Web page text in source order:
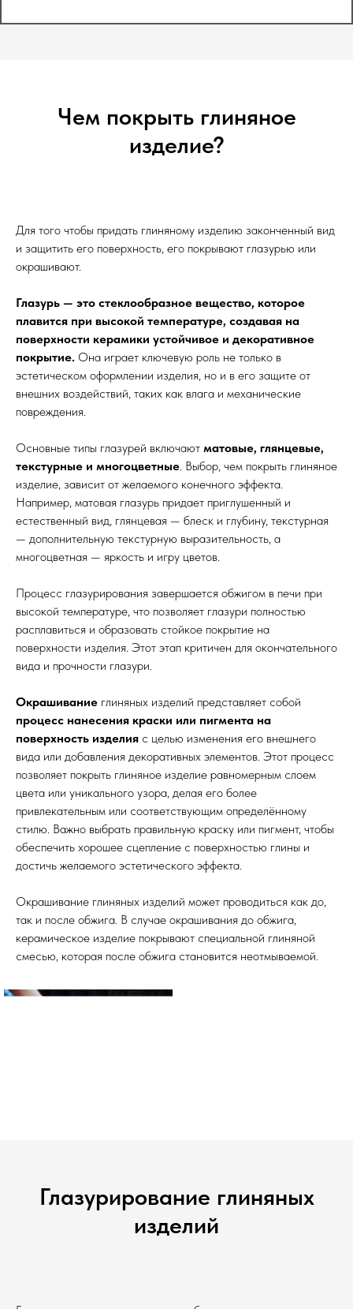
Чем покрыть глиняное
изделие?
Для того чтобы придать глиняному изделию законченный вид
и защитить его поверхность, его покрывают глазурью или
окрашивают.
Глазурь — это стеклообразное вещество, которое
плавится при высокой температуре, создавая на
поверхности керамики устойчивое и декоративное
покрытие. Она играет ключевую роль не только в
эстетическом оформлении изделия, но и в его защите от
внешних воздействий, таких как влага и механические
повреждения.
Основные типы глазурей включают матовые, глянцевые,
текстурные и многоцветные. Выбор, чем покрыть глиняное
изделие, зависит от желаемого конечного эффекта.
Например, матовая глазурь придает приглушенный и
естественный вид, глянцевая — блеск и глубину, текстурная
— дополнительную текстурную выразительность, а
многоцветная — яркость и игру цветов.
Процесс глазурирования завершается обжигом в печи при
высокой температуре, что позволяет глазури полностью
расплавиться и образовать стойкое покрытие на
поверхности изделия. Этот этап критичен для окончательного
вида и прочности глазури.
Окрашивание глиняных изделий представляет собой
процесс нанесения краски или пигмента на
поверхность изделия с целью изменения его внешнего
вида или добавления декоративных элементов. Этот процесс
позволяет покрыть глиняное изделие равномерным слоем
цвета или уникального узора, делая его более
привлекательным или соответствующим определённому
стилю. Важно выбрать правильную краску или пигмент, чтобы
обеспечить хорошее сцепление с поверхностью глины и
достичь желаемого эстетического эффекта.
Окрашивание глиняных изделий может проводиться как до,
так и после обжига. В случае окрашивания до обжига,
керамическое изделие покрывают специальной глиняной
смесью, которая после обжига становится неотмываемой.
Глазурирование глиняных
изделий